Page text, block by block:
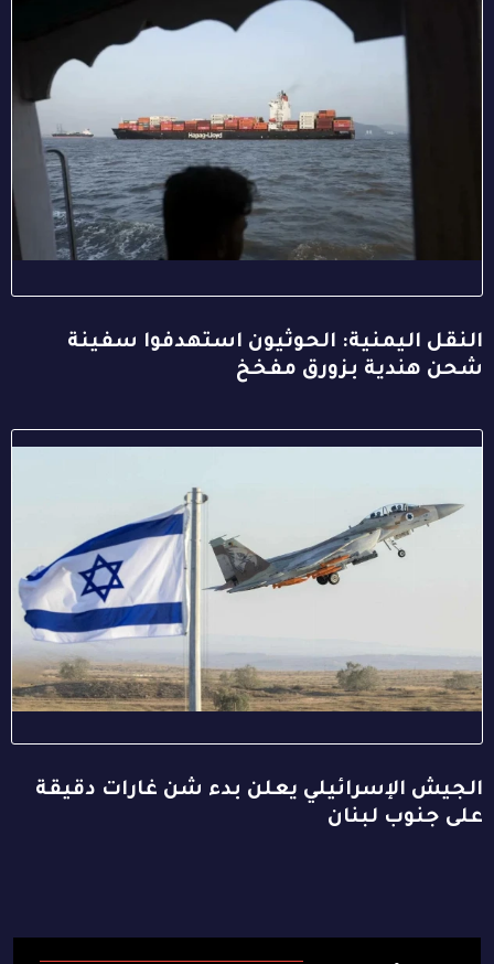
النقل اليمنية: الحوثيون استهدفوا سفينة
شحن هندية بزورق مفخخ
الجيش الإسرائيلي يعلن بدء شن غارات دقيقة
على جنوب لبنان